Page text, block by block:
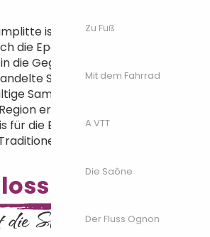
Zu Fuß
Mit dem Fahrrad
A VTT
Die Saône
Der Fluss Ognon
ist eine echte Zeitkapsel
die Epochen von der
die Gegenwart. Das in ein
Schloss beherbergt
Sammlungen, die die
erzählen. Jeder Raum
für die Entwicklung der Kunst
von Bougey
Stile